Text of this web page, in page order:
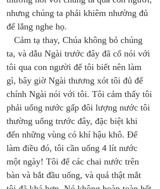
nhưng chúng ta phải khiêm nhường đủ
để lắng nghe họ.
Cảm tạ thay, Chúa không bỏ chúng
ta, và dẫu Ngài trước đây đã cố nói với
tôi qua con người để tôi biết nên làm
gì, bây giờ Ngài thương xót tôi đủ để
chính Ngài nói với tôi. Tôi cảm thấy tôi
phải uống nước gấp đôi lượng nước tôi
thường uống trước đây, đặc biệt khi
đến những vùng có khí hậu khô. Để
làm điều đó, tôi cần uống 4 lít nước
một ngày! Tôi để các chai nước trên
bàn và bắt đầu uống, và quả thật mắt